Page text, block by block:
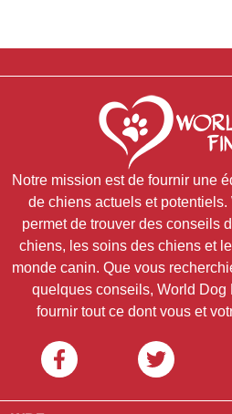
Notre mission est de fournir une
de chiens actuels et
permet de trouver des conseils
chiens, les soins des chiens et
monde canin. Que vous
quelques conseils, World Dog
fournir tout ce dont vous et